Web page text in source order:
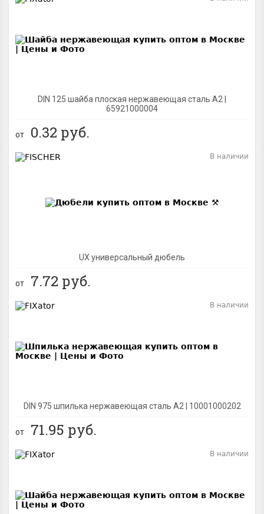
DIN 125 шайба плоская нержавеющая сталь A2 |
65921000004
от 0.32 руб.
UX универсальный дюбель
В наличии
от 7.72 руб.
DIN 975 шпилька нержавеющая сталь A2 | 10001000202
В наличии
от 71.95 руб.
В наличии